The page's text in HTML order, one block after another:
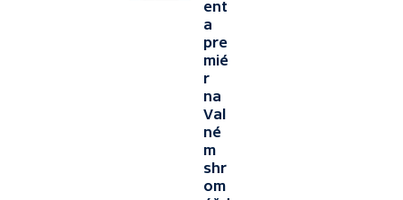
ent
a
pre
mié
r
na
Val
né
m
shr
om